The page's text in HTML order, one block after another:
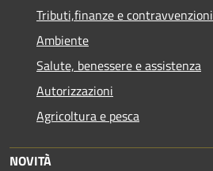
Tributi,finanze e contravvenzioni
Ambiente
Salute, benessere e assistenza
Autorizzazioni
Agricoltura e pesca
NOVITÀ